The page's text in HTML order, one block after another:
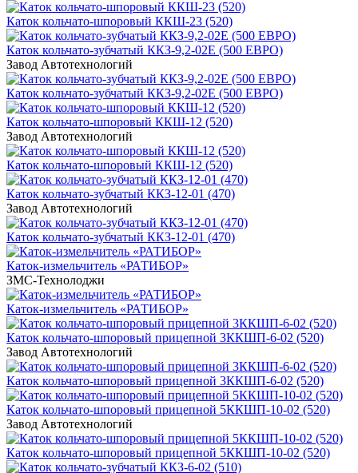
Каток кольчато-шпоровый ККШ-23 (520)
Каток кольчато-зубчатый ККЗ-9,2-02Е (500 ЕВРО)
Завод Автотехнологий
Каток кольчато-зубчатый ККЗ-9,2-02Е (500 ЕВРО)
Каток кольчато-шпоровый ККШ-12 (520)
Завод Автотехнологий
Каток кольчато-шпоровый ККШ-12 (520)
Каток кольчато-зубчатый ККЗ-12-01 (470)
Завод Автотехнологий
Каток кольчато-зубчатый ККЗ-12-01 (470)
Каток-измельчитель «РАТИБОР»
ЗМС-Технолоджи
Каток-измельчитель «РАТИБОР»
Каток кольчато-шпоровый прицепной 3ККШП-6-02 (520)
Завод Автотехнологий
Каток кольчато-шпоровый прицепной 3ККШП-6-02 (520)
Каток кольчато-шпоровый прицепной 5ККШП-10-02 (520)
Завод Автотехнологий
Каток кольчато-шпоровый прицепной 5ККШП-10-02 (520)